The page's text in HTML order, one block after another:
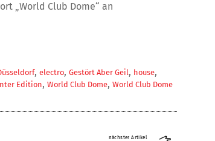
„World Club Dome“ an
,electro,Gestört Aber Geil, house,
Edition,World Club Dome,World Club Dome
nächster Artikel